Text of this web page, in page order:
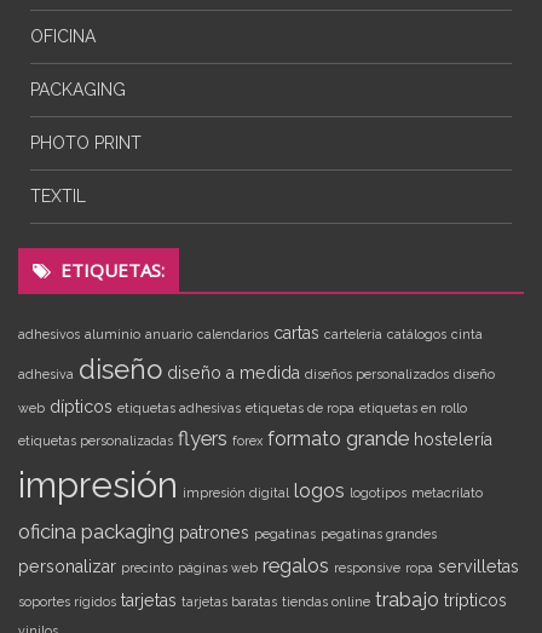
OFICINA
PACKAGING
PHOTO PRINT
TEXTIL
ETIQUETAS:
adhesivos aluminio anuario calendarios cartas cartelería catálogos cinta
adhesiva diseño diseño a medida diseños personalizados diseño
web dípticos etiquetas adhesivas etiquetas de ropa etiquetas en rollo
etiquetas personalizadas flyers forex formato grande hostelería
impresión impresión digital logos logotipos metacrilato
oficina packaging patrones pegatinas pegatinas grandes
personalizar precinto páginas web regalos responsive ropa servilletas
soportes rígidos tarjetas tarjetas baratas tiendas online trabajo trípticos